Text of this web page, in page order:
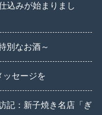
込みが始まりまし
別なお酒～
ッセージを
記：新子焼き名店「ぎ